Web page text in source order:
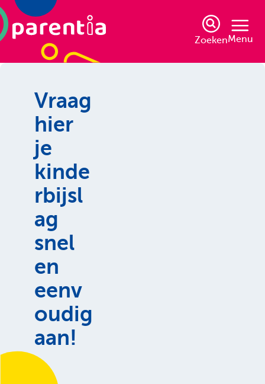
ZoekenMenu
Vraag
hier
je
kinde
rbijsl
ag
snel
en
eenv
oudig
aan!